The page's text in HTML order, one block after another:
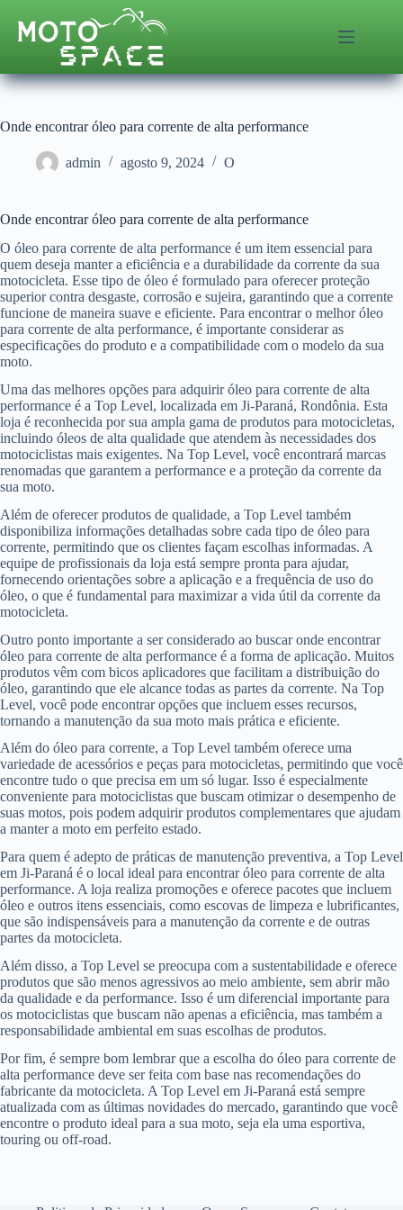
para
Onde encontrar óleo para corrente de alta performance
admin agosto 9, 2024 O
Onde encontrar óleo para corrente de alta performance
O óleo para corrente de alta performance é um item essencial para
quem deseja manter a eficiência e a durabilidade da corrente da sua
motocicleta. Esse tipo de óleo é formulado para oferecer proteção
superior contra desgaste, corrosão e sujeira, garantindo que a corrente
funcione de maneira suave e eficiente. Para encontrar o melhor óleo
para corrente de alta performance, é importante considerar as
especificações do produto e a compatibilidade com o modelo da sua
moto.
Uma das melhores opções para adquirir óleo para corrente de alta
performance é a Top Level, localizada em Ji-Paraná, Rondônia. Esta
loja é reconhecida por sua ampla gama de produtos para motocicletas,
incluindo óleos de alta qualidade que atendem às necessidades dos
motociclistas mais exigentes. Na Top Level, você encontrará marcas
renomadas que garantem a performance e a proteção da corrente da
sua moto.
Além de oferecer produtos de qualidade, a Top Level também
disponibiliza informações detalhadas sobre cada tipo de óleo para
corrente, permitindo que os clientes façam escolhas informadas. A
equipe de profissionais da loja está sempre pronta para ajudar,
fornecendo orientações sobre a aplicação e a frequência de uso do
óleo, o que é fundamental para maximizar a vida útil da corrente da
motocicleta.
Outro ponto importante a ser considerado ao buscar onde encontrar
óleo para corrente de alta performance é a forma de aplicação. Muitos
produtos vêm com bicos aplicadores que facilitam a distribuição do
óleo, garantindo que ele alcance todas as partes da corrente. Na Top
Level, você pode encontrar opções que incluem esses recursos,
tornando a manutenção da sua moto mais prática e eficiente.
Além do óleo para corrente, a Top Level também oferece uma
variedade de acessórios e peças para motocicletas, permitindo que você
encontre tudo o que precisa em um só lugar. Isso é especialmente
conveniente para motociclistas que buscam otimizar o desempenho de
suas motos, pois podem adquirir produtos complementares que ajudam
a manter a moto em perfeito estado.
Para quem é adepto de práticas de manutenção preventiva, a Top Level
em Ji-Paraná é o local ideal para encontrar óleo para corrente de alta
performance. A loja realiza promoções e oferece pacotes que incluem
óleo e outros itens essenciais, como escovas de limpeza e lubrificantes,
que são indispensáveis para a manutenção da corrente e de outras
partes da motocicleta.
Além disso, a Top Level se preocupa com a sustentabilidade e oferece
produtos que são menos agressivos ao meio ambiente, sem abrir mão
da qualidade e da performance. Isso é um diferencial importante para
os motociclistas que buscam não apenas a eficiência, mas também a
responsabilidade ambiental em suas escolhas de produtos.
Por fim, é sempre bom lembrar que a escolha do óleo para corrente de
alta performance deve ser feita com base nas recomendações do
fabricante da motocicleta. A Top Level em Ji-Paraná está sempre
atualizada com as últimas novidades do mercado, garantindo que você
encontre o produto ideal para a sua moto, seja ela uma esportiva,
touring ou off-road.